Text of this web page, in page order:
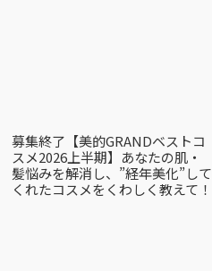
募集終了【美的GRANDベストコ
スメ2026上半期】あなたの肌・
髪悩みを解消し、”経年美化”して
くれたコスメをくわしく教えて！